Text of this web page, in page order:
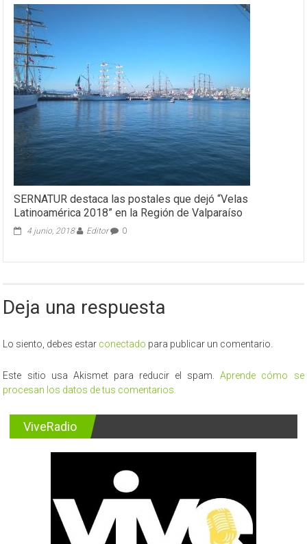
SERNATUR destaca las postales que dejó “Velas
Latinoamérica 2018” en la Región de Valparaíso
4 junio, 2018 Editor 0
Deja una respuesta
Lo siento, debes estar conectado para publicar un comentario.
Este sitio usa Akismet para reducir el spam.Aprende cómo se
procesan los datos de tus comentarios.
ViveRadio